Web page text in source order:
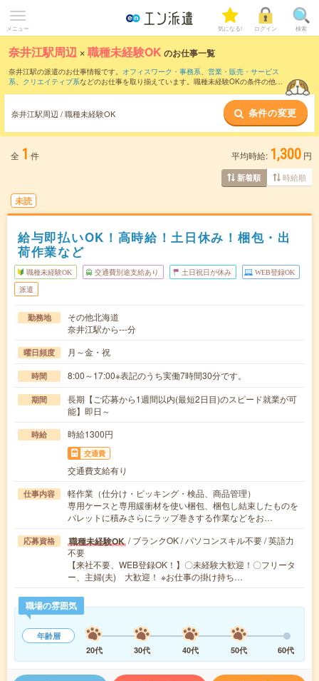
メニュー 気になる! ログイン 検索
奈井江駅周辺 ×職種未経験OK のお仕事一覧
奈井江駅の派遣のお仕事情報です。 オフィスワーク・事務系、 営業・販売・サービス
系、 クリエイティブ系などのお仕事を取り揃えています。職種未経験OKの条件の他
奈井江駅周辺 / 職種未経験OK 条件の変更
全 1 件 平均時給: 1,300 円
新着順 時給順
未読
給与即払いOK！高時給！土日休み！梱包・出
荷作業など
職種未経験OK 交通費別途支給あり 土日祝日が休み WEB登録OK
派遣
勤務地
その他北海道
奈井江駅から---分
曜日頻度 月～金・祝
時間 8:00～17:00※表記のうち実働7時間30分です。
期間
長期【ご応募から1週間以内(最短2日目)のスピード就業が可
能】即日～
時給 時給1300円
交通費
交通費支給有り
仕事内容
軽作業（仕分け・ピッキング・検品、商品管理）
専用ケースと専用緩衝材を使い梱包、梱包し結束したものを
パレットに積みさらにラップ巻きする作業などをお…
応募資格 職種未経験OK / ブランクOK / パソコンスキル不要 / 英語力
不要
【来社不要、WEB登録OK！】〇未経験大歓迎！〇フリータ
ー、主婦(夫) 大歓迎！ ※お仕事の掛け持ち…
職場の雰囲気
年齢層
20代
30代 40代 50代 60代